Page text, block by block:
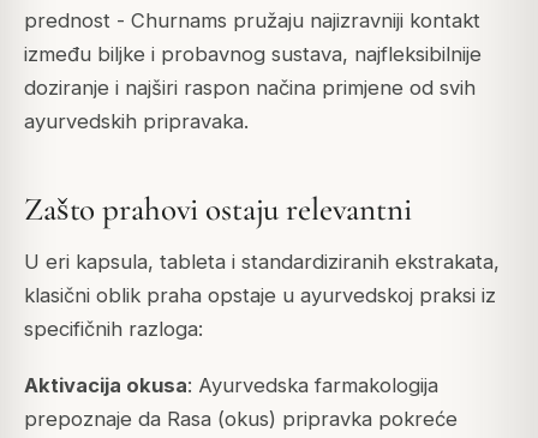
prednost - Churnams pružaju najizravniji kontakt
između biljke i probavnog sustava, najfleksibilnije
doziranje i najširi raspon načina primjene od svih
ayurvedskih pripravaka.
Zašto prahovi ostaju relevantni
U eri kapsula, tableta i standardiziranih ekstrakata,
klasični oblik praha opstaje u ayurvedskoj praksi iz
specifičnih razloga:
Aktivacija okusa: Ayurvedska farmakologija
prepoznaje da Rasa (okus) pripravka pokreće